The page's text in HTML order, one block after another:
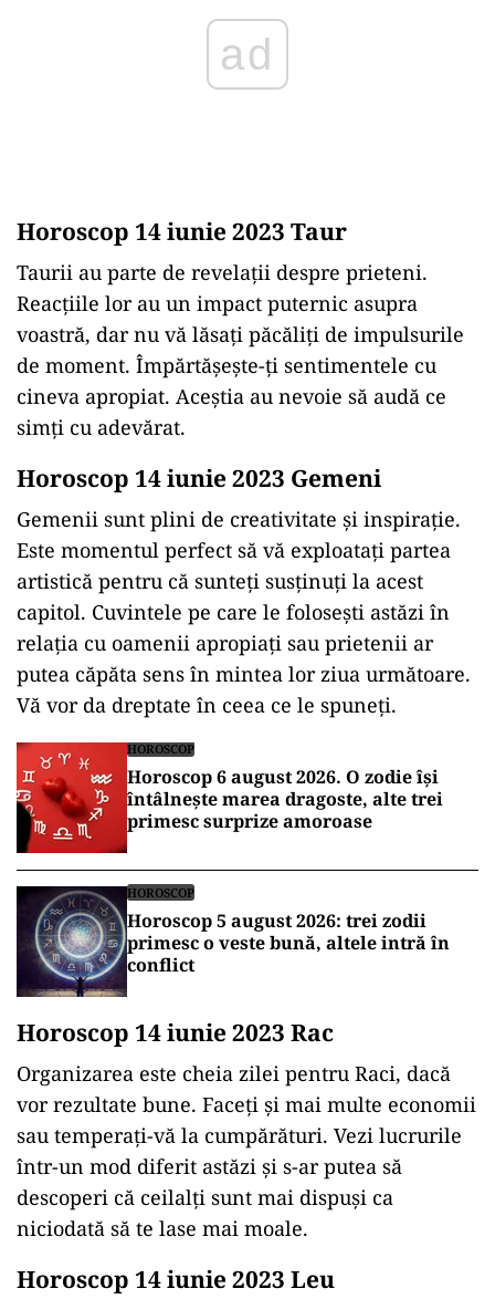
Horoscop 14 iunie 2023 Taur
Taurii au parte de revelații despre prieteni.
Reacțiile lor au un impact puternic asupra
voastră, dar nu vă lăsați păcăliți de impulsurile
de moment. Împărtășește-ți sentimentele cu
cineva apropiat. Aceștia au nevoie să audă ce
simți cu adevărat.
Horoscop 14 iunie 2023 Gemeni
Gemenii sunt plini de creativitate și inspirație.
Este momentul perfect să vă exploatați partea
artistică pentru că sunteţi susţinuţi la acest
capitol. Cuvintele pe care le folosești astăzi în
relația cu oamenii apropiați sau prietenii ar
putea căpăta sens în mintea lor ziua următoare.
Vă vor da dreptate în ceea ce le spuneți.
HOROSCOP
Horoscop 6 august 2026. O zodie își
întâlnește marea dragoste, alte trei
primesc surprize amoroase
HOROSCOP
Horoscop 5 august 2026: trei zodii
primesc o veste bună, altele intră în
conflict
Horoscop 14 iunie 2023 Rac
Organizarea este cheia zilei pentru Raci, dacă
vor rezultate bune. Faceți și mai multe economii
sau temperați-vă la cumpărături. Vezi lucrurile
într-un mod diferit astăzi și s-ar putea să
descoperi că ceilalți sunt mai dispuși ca
niciodată să te lase mai moale.
Horoscop 14 iunie 2023 Leu